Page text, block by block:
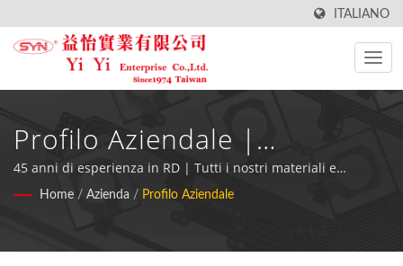
ITALIANO
Profilo Aziendale |
Produttore Di Tastiere
Impermeabili Di Alta Qualità
- YiYi Enterprise Co., Ltd
45 anni di esperienza in RD | Tutti i nostri materiali e
componenti del Membrane Switch sono conformi alla
Home / Azienda / Profilo Aziendale